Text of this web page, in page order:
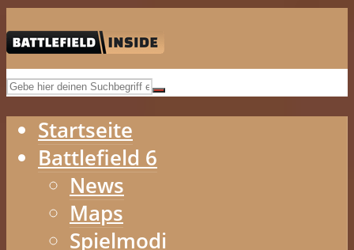
Startseite
Battlefield 6
News
Maps
Spielmodi